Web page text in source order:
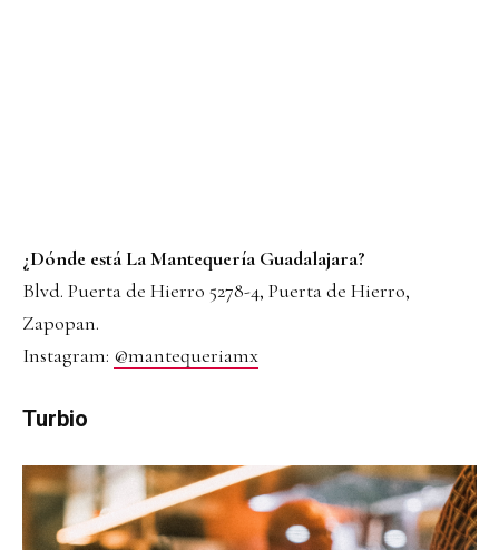
¿Dónde está La Mantequería Guadalajara?
Blvd. Puerta de Hierro 5278-4, Puerta de Hierro,
Zapopan.
Instagram: @mantequeriamx
Turbio